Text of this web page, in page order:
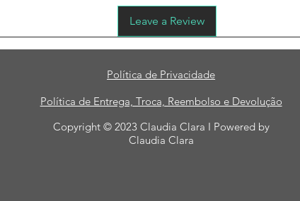
Leave a Review
Política de Privacidade
Política de Entrega, Troca, Reembolso e Devolução
Copyright © 2023 Claudia Clara I Powered by
Claudia Clara